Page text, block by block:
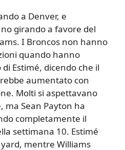
a Denver, e
girando a favore del
I Broncos non hanno
quando hanno
Estimé, dicendo che il
aumentato con
Molti si aspettavano
Sean Payton ha
completamente il
settimana 10. Estimé
mentre Williams